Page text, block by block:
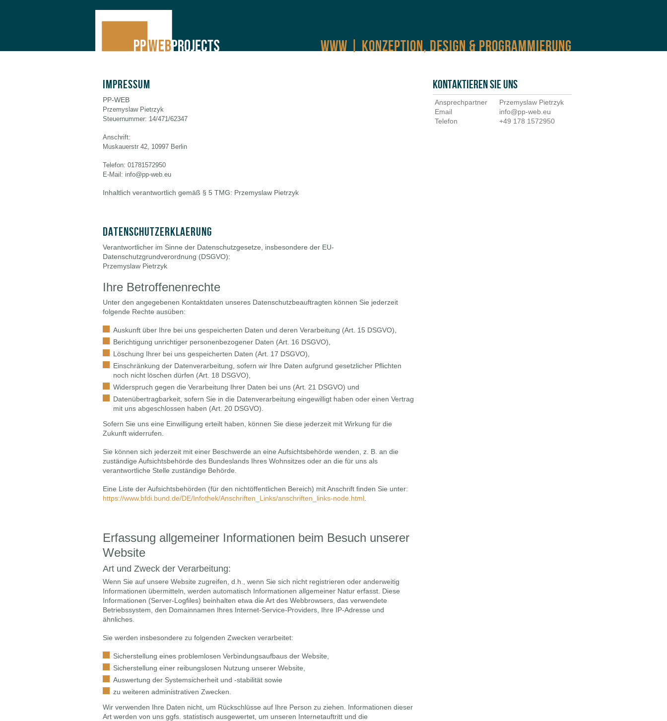
WWW | KONZEPTION, DESIGN & PROGRAMMIERUNG
Impressum
PP-WEB
Przemyslaw Pietrzyk
Steuernummer: 14/471/62347
Anschrift:
Muskauerstr 42, 10997 Berlin
Telefon: 01781572950
E-Mail: info@pp-web.eu
Inhaltlich verantwortlich gemäß § 5 TMG: Przemyslaw Pietrzyk
Datenschutzerklaerung
Verantwortlicher im Sinne der Datenschutzgesetze, insbesondere der EU-
Datenschutzgrundverordnung (DSGVO):
Przemyslaw Pietrzyk
Ihre Betroffenenrechte
Unter den angegebenen Kontaktdaten unseres Datenschutzbeauftragten können Sie jederzeit
folgende Rechte ausüben:
Auskunft über Ihre bei uns gespeicherten Daten und deren Verarbeitung (Art. 15 DSGVO),
Berichtigung unrichtiger personenbezogener Daten (Art. 16 DSGVO),
Löschung Ihrer bei uns gespeicherten Daten (Art. 17 DSGVO),
Einschränkung der Datenverarbeitung, sofern wir Ihre Daten aufgrund gesetzlicher Pflichten
noch nicht löschen dürfen (Art. 18 DSGVO),
Widerspruch gegen die Verarbeitung Ihrer Daten bei uns (Art. 21 DSGVO) und
Datenübertragbarkeit, sofern Sie in die Datenverarbeitung eingewilligt haben oder einen Vertrag
mit uns abgeschlossen haben (Art. 20 DSGVO).
Sofern Sie uns eine Einwilligung erteilt haben, können Sie diese jederzeit mit Wirkung für die
Zukunft widerrufen.
Sie können sich jederzeit mit einer Beschwerde an eine Aufsichtsbehörde wenden, z. B. an die
zuständige Aufsichtsbehörde des Bundeslands Ihres Wohnsitzes oder an die für uns als
verantwortliche Stelle zuständige Behörde.
Eine Liste der Aufsichtsbehörden (für den nichtöffentlichen Bereich) mit Anschrift finden Sie unter:
https://www.bfdi.bund.de/DE/Infothek/Anschriften_Links/anschriften_links-node.html
Erfassung allgemeiner Informationen beim Besuch unserer
Website
Art und Zweck der Verarbeitung:
Wenn Sie auf unsere Website zugreifen, d.h., wenn Sie sich nicht registrieren oder anderweitig
Informationen übermitteln, werden automatisch Informationen allgemeiner Natur erfasst. Diese
Informationen (Server-Logfiles) beinhalten etwa die Art des Webbrowsers, das verwendete
Betriebssystem, den Domainnamen Ihres Internet-Service-Providers, Ihre IP-Adresse und
ähnliches.
Sie werden insbesondere zu folgenden Zwecken verarbeitet:
Sicherstellung eines problemlosen Verbindungsaufbaus der Website,
Sicherstellung einer reibungslosen Nutzung unserer Website,
Auswertung der Systemsicherheit und -stabilität sowie
zu weiteren administrativen Zwecken.
Wir verwenden Ihre Daten nicht, um Rückschlüsse auf Ihre Person zu ziehen. Informationen dieser
Art werden von uns ggfs. statistisch ausgewertet, um unseren Internetauftritt und die
Kontaktieren Sie uns
Ansprechpartner
Przemyslaw Pietrzyk
Email
info@pp-web.eu
Telefon
+49 178 1572950